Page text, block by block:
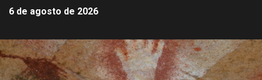
6 de agosto de 2026